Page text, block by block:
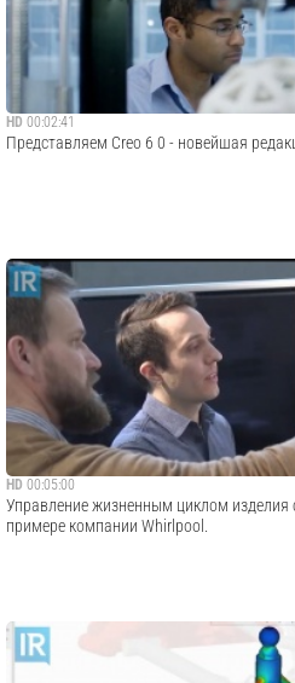
HD 00:02:41
Представляем Creo 6 0 - новейшая
HD 00:05:00
Управление жизненным циклом изделия
примере компании Whirlpool.